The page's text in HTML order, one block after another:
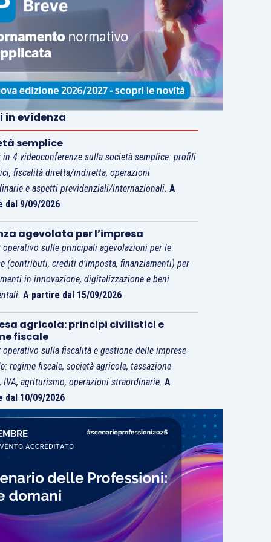
in evidenza
semplice
in 4 videoconferenze sulla società semplice: profili
fiscalità diretta/indiretta, operazioni
e aspetti previdenziali/internazionali.A
dal 9/09/2026
agevolata per l’impresa
operativo sulle principali agevolazioni per le
(contributi, crediti d’imposta, finanziamenti) per
in innovazione, digitalizzazione e beni
A partire dal 15/09/2026
agricola: principi civilistici e
fiscale
operativo sulla fiscalità e gestione delle imprese
regime fiscale, società agricole, tassazione
IVA, agriturismo, operazioni straordinarie.A
dal 10/09/2026